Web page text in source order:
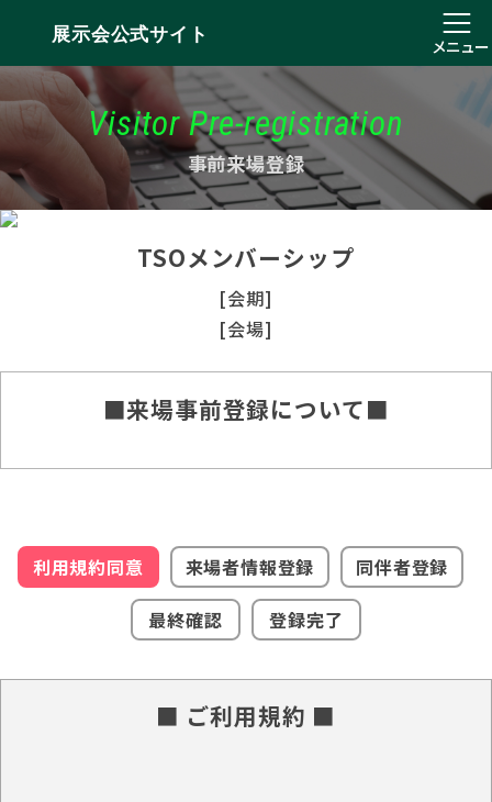
展示会公式サイト
メニュー
Visitor Pre-registration
事前来場登録
TSOメンバーシップ
[会期]
[会場]
■来場事前登録について■
利用規約同意 来場者情報登録
同伴者登録
最終確認
登録完了
■ ご利用規約 ■